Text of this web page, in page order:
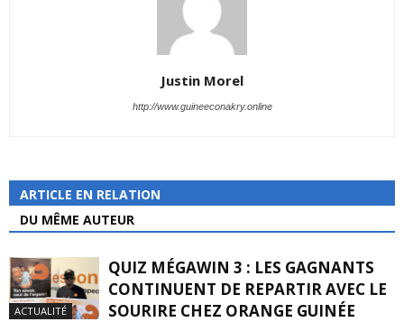
Justin Morel
http://www.guineeconakry.online
ARTICLE EN RELATION
DU MÊME AUTEUR
ACTUALITÉ
QUIZ MÉGAWIN 3 : LES GAGNANTS
CONTINUENT DE REPARTIR AVEC LE
SOURIRE CHEZ ORANGE GUINÉE